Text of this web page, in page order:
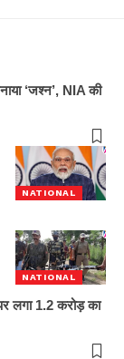
‘जश्न’, NIA की
NATIONAL
NATIONAL
लगा 1.2 करोड़ का